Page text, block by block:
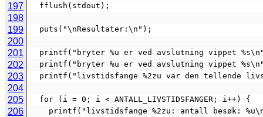
197
  fflush(stdout);
198
199
  puts("\nResultater:\n");
200
201
printf("bryter %u er ved avslutning vippet
202
printf("bryter %u er ved avslutning vippet
203
printf("livstidsfange %2zu var den tellende
204
205
  for (i = 0; i < ANTALL_LIVSTIDSFANGER; i++) {
206
printf("livstidsfange %2zu: antall besøk: